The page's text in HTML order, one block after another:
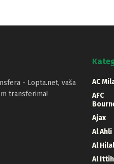
- Lopta.net, vaša
transferima!
AC
AFC
Ajax
Al Ahli
Al Hilal
Al